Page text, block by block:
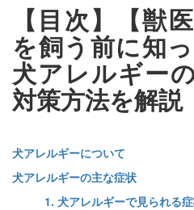
【目次】【獣
を飼う前に知
犬アレルギー
対策方法を解説
犬アレルギーについて
犬アレルギーの主な症状
1. 犬アレルギーで見られる